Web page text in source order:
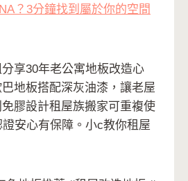
？3分鐘找到屬於你的空間
享30年老公寓地板改造心
地板搭配深灰油漆，讓老屋
膠設計租屋族搬家可重複使
安心有保障。小c教你租屋